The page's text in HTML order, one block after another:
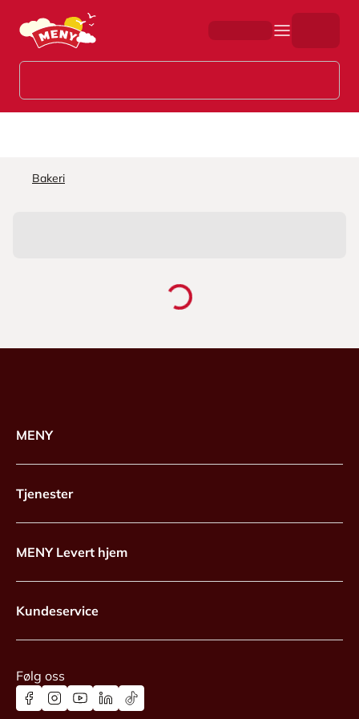
Hopp til hovedinnhold
Bakeri
MENY
Tjenester
MENY Levert hjem
Kundeservice
Følg oss